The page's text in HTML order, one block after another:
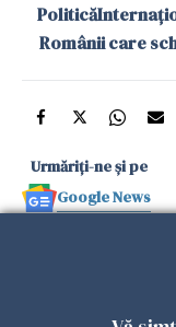
Politică
Românii care
Urmăriți-ne și pe
Google News
Politica de